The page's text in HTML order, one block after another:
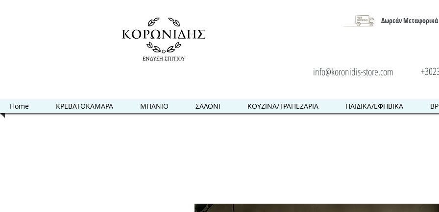
Δωρεάν Μεταφορικά
info@koronidis-store.com
Home ΚΡΕΒΑΤΟΚΑΜΑΡΑ ΜΠΑΝΙΟ ΣΑΛΟΝΙ ΚΟΥΖΙΝΑ/ΤΡΑΠΕΖΑΡΙΑ ΠΑΙΔΙΚΑ/ΕΦΗΒΙΚΑ